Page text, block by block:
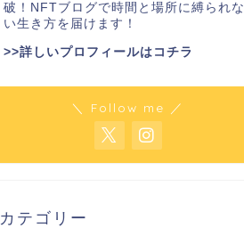
破！NFTブログで時間と場所に縛られな
い生き方を届けます！
>>詳しいプロフィールはコチラ
＼ Follow me ／
カテゴリー